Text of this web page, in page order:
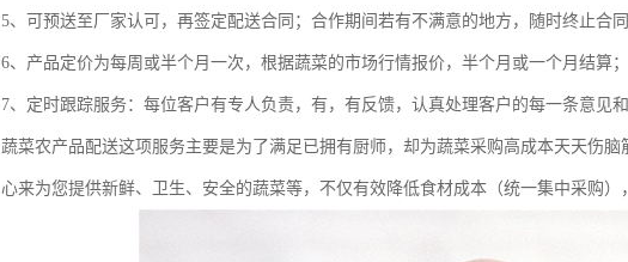
5、可预送至厂家认可，再签定配送合同；合作期间若有不满意的地方，随时终止合
6、产品定价为每周或半个月一次，根据蔬菜的市场行情报价，半个月或一个月结算；
7、定时跟踪服务：每位客户有专人负责，有，有反馈，认真处理客户的每一条意见
蔬菜农产品配送这项服务主要是为了满足已拥有厨师，却为蔬菜采购高成本天天伤
心来为您提供新鲜、卫生、安全的蔬菜等，不仅有效降低食材成本（统一集中采购